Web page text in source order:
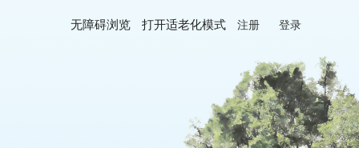
无障碍浏览 打开适老化模式 注册 登录